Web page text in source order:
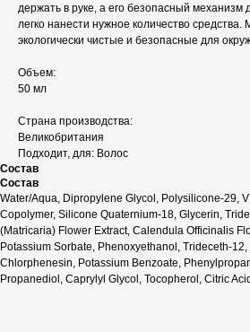
держать в руке, а его безопасный механизм
легко нанести нужное количество средства.
экологически чистые и безопасные для
Объем:
50 мл
Страна производства:
Великобритания
Подходит, для: Волос
Состав
Состав
Water/Aqua, Dipropylene Glycol, Polysilicone-29,
Copolymer, Silicone Quaternium-18, Glycerin,
(Matricaria) Flower Extract, Calendula Officinalis
Potassium Sorbate, Phenoxyethanol, Trideceth-
Chlorphenesin, Potassium Benzoate,
Propanediol, Caprylyl Glycol, Tocopherol, Citric